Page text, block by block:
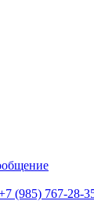
(985) 767-28-